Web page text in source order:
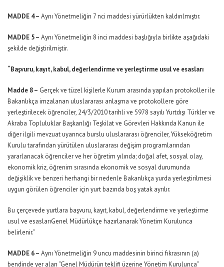
MADDE 4 – Aynı Yönetmeliğin 7 nci maddesi yürürlükten kaldırılmıştır.
MADDE 5 – Aynı Yönetmeliğin 8 inci maddesi başlığıyla birlikte aşağıdaki
şekilde değiştirilmiştir.
“Başvuru, kayıt, kabul, değerlendirme ve yerleştirme usul ve esasları
Madde 8 – Gerçek ve tüzel kişilerle Kurum arasında yapılan protokoller ile
Bakanlıkça imzalanan uluslararası anlaşma ve protokollere göre
yerleştirilecek öğrenciler, 24/3/2010 tarihli ve 5978 sayılı Yurtdışı Türkler ve
Akraba Topluluklar Başkanlığı Teşkilat ve Görevleri Hakkında Kanun ile
diğer ilgili mevzuat uyarınca burslu uluslararası öğrenciler, Yükseköğretim
Kurulu tarafından yürütülen uluslararası değişim programlarından
yararlanacak öğrenciler ve her öğretim yılında; doğal afet, sosyal olay,
ekonomik kriz, öğrenim sırasında ekonomik ve sosyal durumunda
değişiklik ve benzeri herhangi bir nedenle Bakanlıkça yurda yerleştirilmesi
uygun görülen öğrenciler için yurt bazında boş yatak ayrılır.
Bu çerçevede yurtlara başvuru, kayıt, kabul, değerlendirme ve yerleştirme
usul ve esaslarıGenel Müdürlükçe hazırlanarak Yönetim Kurulunca
belirlenir.”
MADDE 6 – Aynı Yönetmeliğin 9 uncu maddesinin birinci fıkrasının (a)
bendinde yer alan “Genel Müdürün teklifi üzerine Yönetim Kurulunca”